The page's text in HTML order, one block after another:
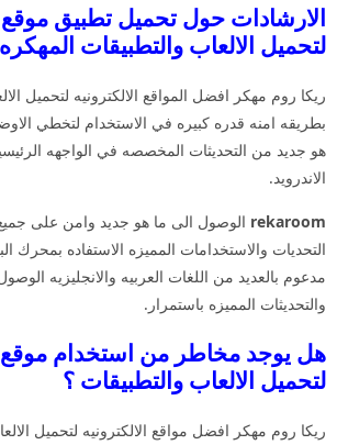
لتحميل الالعاب والتطبيقات المهكره
ريكا روم مهكر افضل المواقع الالكترونيه لتحميل
بطريقه امنه قدره كبيره في الاستخدام لتخطي
هو جديد من التحديثات المخصصه في الواجهه
الاندرويد.
rekaroom الوصول الى ما هو جديد وامن على جميع
التحديات والاستخدامات المميزه الاستفاده بمحرك
مدعوم بالعديد من اللغات العربيه والانجليزيه
والتحديثات المميزه باستمرار.
لتحميل الالعاب والتطبيقات ؟
ريكا روم مهكر افضل مواقع الالكترونيه لتحميل